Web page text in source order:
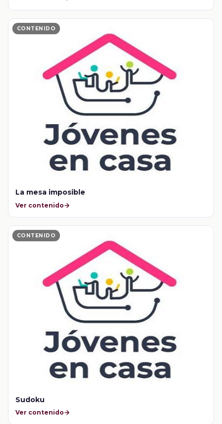
CONTENIDO
La mesa imposible
Ver contenido
CONTENIDO
Sudoku
Ver contenido